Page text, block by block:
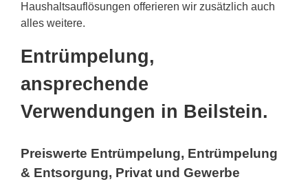
Haushaltsauflösungen offerieren wir zusätzlich auch
alles weitere.
Entrümpelung,
ansprechende
Verwendungen in Beilstein.
Preiswerte Entrümpelung, Entrümpelung
& Entsorgung, Privat und Gewerbe